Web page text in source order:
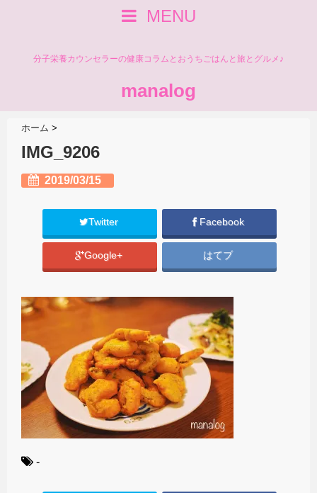
MENU
分子栄養カウンセラーの健康コラムとおうちごはんと旅とグルメ♪
manalog
ホーム >
IMG_9206
2019/03/15
Twitter Facebook
Google+ はてブ
-